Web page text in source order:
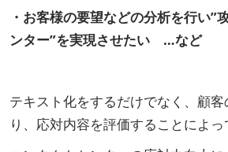
・お客様の要望などの分析を行い”
ンター”を実現させたい …など
テキスト化をするだけでなく、顧
り、応対内容を評価することによっ